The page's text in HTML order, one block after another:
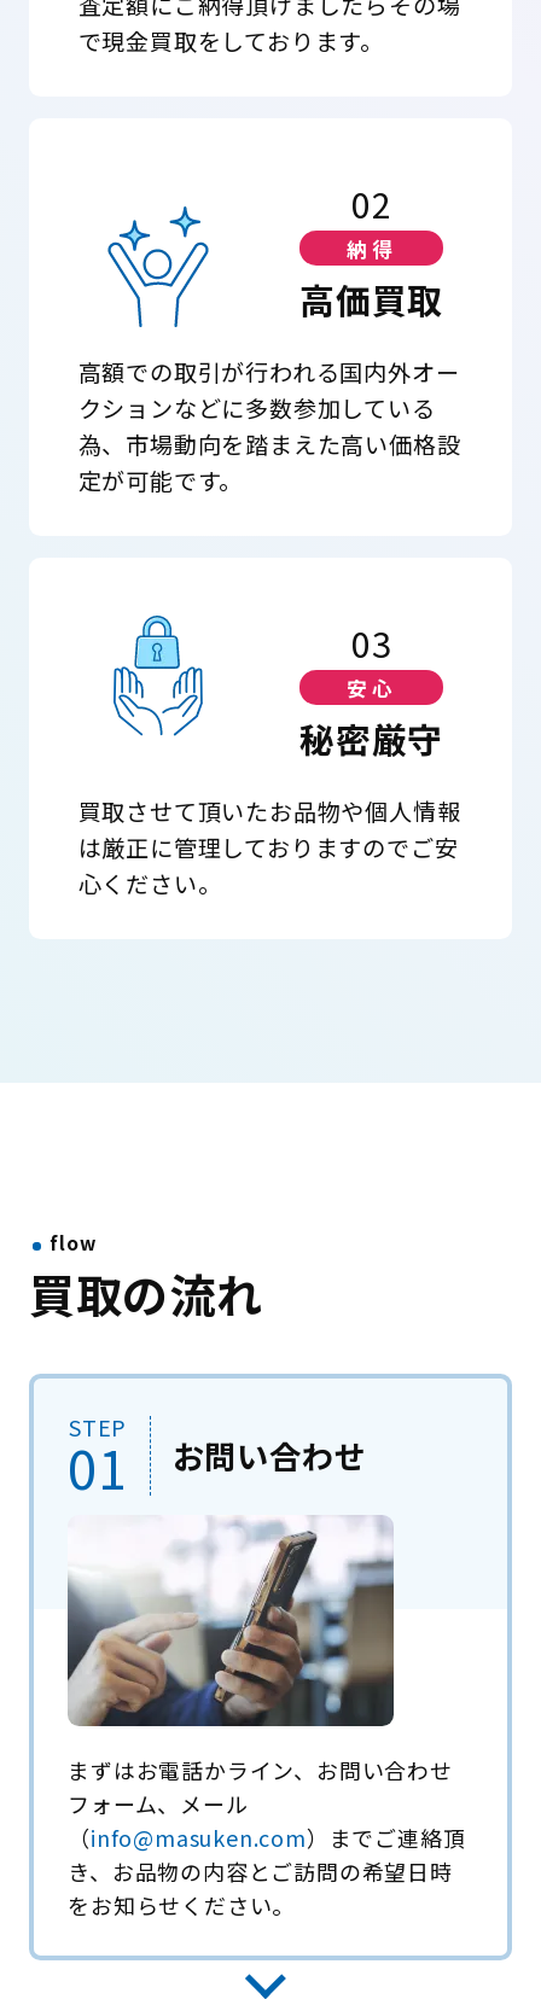
で現金買取をしております。
02
納得
高価買取
高額での取引が行われる国内外オー
クションなどに多数参加している
為、市場動向を踏まえた高い価格設
定が可能です。
03
安心
秘密厳守
買取させて頂いたお品物や個人情報
は厳正に管理しておりますのでご安
心ください。
flow
買取の流れ
STEP
01 お問い合わせ
まずはお電話かライン、お問い合わせ
フォーム、メール
（info@masuken.com）までご連絡頂
き、お品物の内容とご訪問の希望日時
をお知らせください。